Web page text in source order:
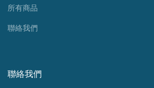
所有商品
聯絡我們
聯絡我們